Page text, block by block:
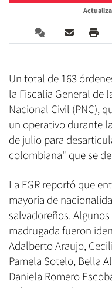
Un total de 163
la Fiscalía General de
Nacional Civil (PNC),
un operativo durante
de julio para
colombiana" que se
La FGR reportó que
mayoría de
salvadoreños.
madrugada fueron
Adalberto Araujo,
Pamela Sotelo, Bella
Daniela Romero